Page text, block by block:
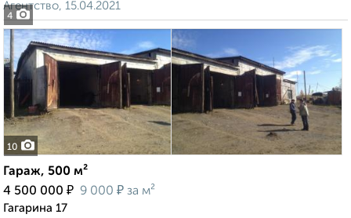
4
Агентство, 15.04.2021
10
Гараж, 500 м²
4 500 000 ₽ 9 000 ₽ за м²
Гагарина 17